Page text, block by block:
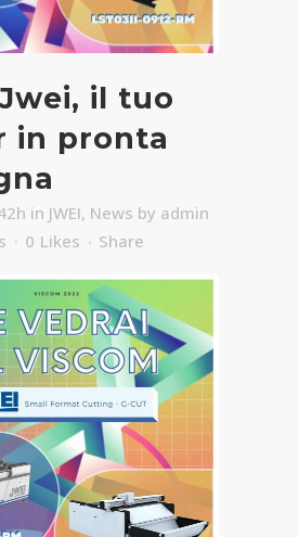
il tuo
in pronta
in JWEI, News by admin
0 Likes Share